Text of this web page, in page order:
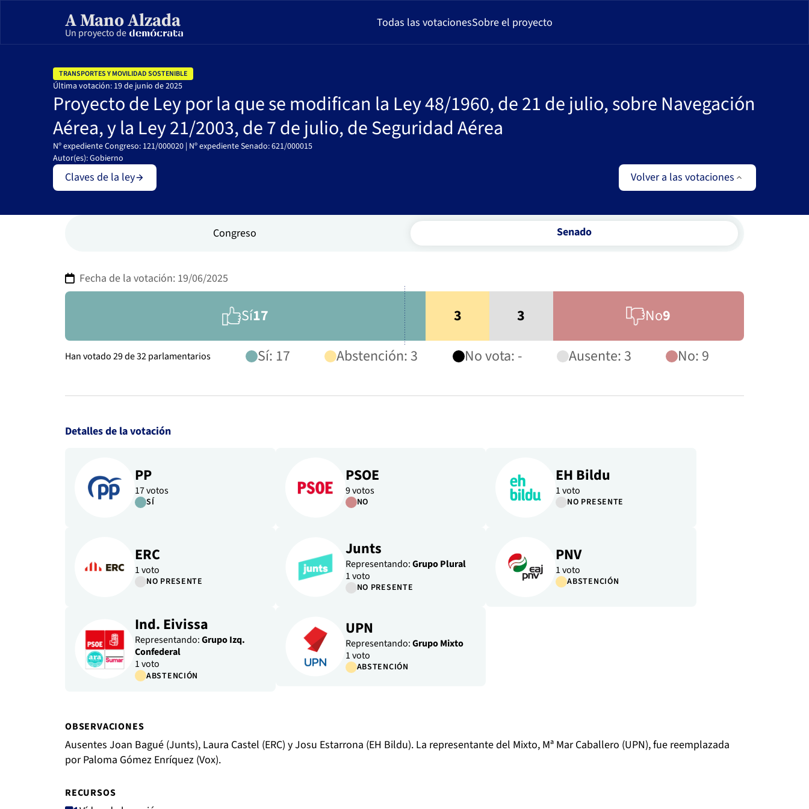
A Mano Alzada
Un proyecto de
Todas las votacionesSobre el proyecto
TRANSPORTES Y MOVILIDAD SOSTENIBLE
Última votación: 19 de junio de 2025
Proyecto de Ley por la que se modifican la Ley 48/1960, de 21 de julio, sobre Navegación
Aérea, y la Ley 21/2003, de 7 de julio, de Seguridad Aérea
Nº expediente Congreso: 121/000020 | Nº expediente Senado: 621/000015
Autor(es): Gobierno
Claves de la ley Volver a las votaciones
Congreso Senado
Fecha de la votación: 19/06/2025
Sí17 3 3 No9
Han votado 29 de 32 parlamentarios Sí: 17 Abstención: 3 No vota: - Ausente: 3 No: 9
Detalles de la votación
PP
17 votos
SÍ
PSOE
9 votos
NO
EH Bildu
1 voto
NO PRESENTE
ERC
1 voto
NO PRESENTE
Junts
Representando:Grupo Plural
1 voto
NO PRESENTE
PNV
1 voto
ABSTENCIÓN
Ind. Eivissa
Representando:Grupo Izq.
Confederal
1 voto
ABSTENCIÓN
UPN
Representando:Grupo Mixto
1 voto
ABSTENCIÓN
OBSERVACIONES
Ausentes Joan Bagué (Junts), Laura Castel (ERC) y Josu Estarrona (EH Bildu). La representante del Mixto, Mª Mar Caballero (UPN), fue reemplazada
por Paloma Gómez Enríquez (Vox).
RECURSOS